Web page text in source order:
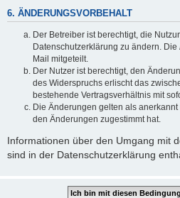
6. ÄNDERUNGSVORBEHALT
Der Betreiber ist berechtigt, die
Datenschutzerklärung zu ändern.
Mail mitgeteilt.
Der Nutzer ist berechtigt, den
des Widerspruchs erlischt das
bestehende Vertragsverhältnis mit
Die Änderungen gelten als
den Änderungen zugestimmt hat.
Informationen über den Umgang mit
sind in der Datenschutzerklärung